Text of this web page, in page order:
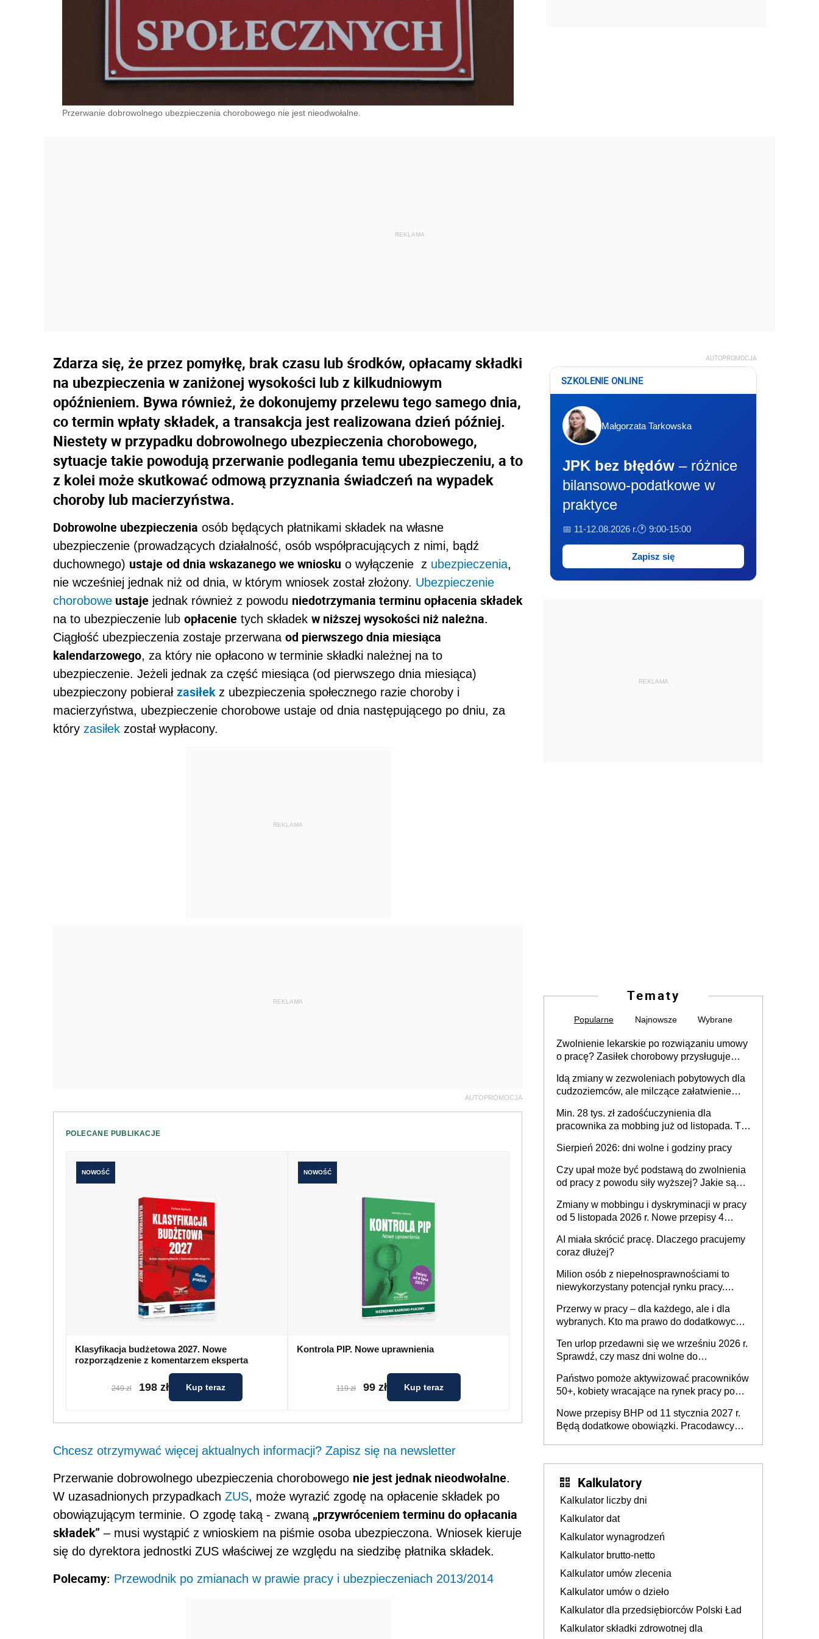
Przerwanie dobrowolnego ubezpieczenia chorobowego nie jest nieodwołalne.
Zdarza się, że przez pomyłkę, brak czasu lub środków, opłacamy składki
na ubezpieczenia w zaniżonej wysokości lub z kilkudniowym
opóźnieniem. Bywa również, że dokonujemy przelewu tego samego dnia,
co termin wpłaty składek, a transakcja jest realizowana dzień później.
Niestety w przypadku dobrowolnego ubezpieczenia chorobowego,
sytuacje takie powodują przerwanie podlegania temu ubezpieczeniu, a to
z kolei może skutkować odmową przyznania świadczeń na wypadek
choroby lub macierzyństwa.
Dobrowolne ubezpieczenia osób będących płatnikami składek na własne
ubezpieczenie (prowadzących działalność, osób współpracujących z nimi, bądź
duchownego) ustaje od dnia wskazanego we wniosku o wyłączenie z ubezpieczenia,
nie wcześniej jednak niż od dnia, w którym wniosek został złożony. Ubezpieczenie
chorobowe ustaje jednak również z powodu niedotrzymania terminu opłacenia składek
na to ubezpieczenie lub opłacenie tych składek w niższej wysokości niż należna.
Ciągłość ubezpieczenia zostaje przerwana od pierwszego dnia miesiąca
kalendarzowego, za który nie opłacono w terminie składki należnej na to
ubezpieczenie. Jeżeli jednak za część miesiąca (od pierwszego dnia miesiąca)
ubezpieczony pobierał zasiłekz ubezpieczenia społecznego razie choroby i
macierzyństwa, ubezpieczenie chorobowe ustaje od dnia następującego po dniu, za
który zasiłek został wypłacony.
REKLAMA
REKLAMA
AUTOPROMOCJA
POLECANE PUBLIKACJE
NOWOŚĆ
Klasyfikacja budżetowa 2027. Nowe
rozporządzenie z komentarzem eksperta
249 zł 198 zł Kup teraz
NOWOŚĆ
Kontrola PIP. Nowe uprawnienia
119 zł 99 zł Kup teraz
Chcesz otrzymywać więcej aktualnych informacji? Zapisz się na newsletter
Przerwanie dobrowolnego ubezpieczenia chorobowego nie jest jednak nieodwołalne.
W uzasadnionych przypadkach ZUS, może wyrazić zgodę na opłacenie składek po
obowiązującym terminie. O zgodę taką - zwaną „przywróceniem terminu do opłacania
składek” – musi wystąpić z wnioskiem na piśmie osoba ubezpieczona. Wniosek kieruje
się do dyrektora jednostki ZUS właściwej ze względu na siedzibę płatnika składek.
Polecamy: Przewodnik po zmianach w prawie pracy i ubezpieczeniach 2013/2014
AUTOPROMOCJA
SZKOLENIE ONLINE
Małgorzata Tarkowska
JPK bez błędów – różnice
bilansowo-podatkowe w
praktyce
📅 11-12.08.2026 r.🕐 9:00-15:00
Zapisz się
REKLAMA
Tematy
Popularne Najnowsze Wybrane
Zwolnienie lekarskie po rozwiązaniu umowy
o pracę? Zasiłek chorobowy przysługuje
dni od ustania stosunku pracy
Idą zmiany w zezwoleniach pobytowych dla
cudzoziemców, ale milczące załatwienie
Min. 28 tys. zł zadośćuczynienia dla
pracownika za mobbing już od listopada. To
zespołu
Sierpień 2026: dni wolne i godziny pracy
Czy upał może być podstawą do zwolnienia
od pracy z powodu siły wyższej? Jakie są
Zmiany w mobbingu i dyskryminacji w pracy
od 5 listopada 2026 r. Nowe przepisy 4
Ustaw
AI miała skrócić pracę. Dlaczego pracujemy
coraz dłużej?
Milion osób z niepełnosprawnościami to
niewykorzystany potencjał rynku pracy.
dofinansowań czy refundacji, ale bariery po
stronie systemu i świadomości
pracodawców [WYWIAD]
Przerwy w pracy – dla każdego, ale i dla
wybranych. Kto ma prawo do dodatkowych
Ten urlop przedawni się we wrześniu 2026 r.
Sprawdź, czy masz dni wolne do
Państwo pomoże aktywizować pracowników
50+, kobiety wracające na rynek pracy po
osoby neuroatypowe. Powstanie Fundusz
na rzecz Inkluzywności w Zatrudnianiu?
Nowe przepisy BHP od 11 stycznia 2027 r.
Będą dodatkowe obowiązki. Pracodawcy
Kalkulatory
Kalkulator liczby dni
Kalkulator dat
Kalkulator wynagrodzeń
Kalkulator brutto-netto
Kalkulator umów zlecenia
Kalkulator umów o dzieło
Kalkulator dla przedsiębiorców Polski Ład
Kalkulator składki zdrowotnej dla